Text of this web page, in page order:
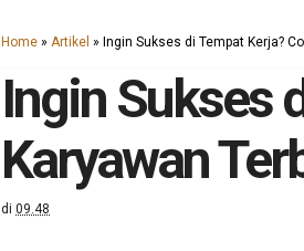
Home » Artikel » Ingin Sukses di Tempat Kerja?
Ingin Sukses
Karyawan
di 09.48